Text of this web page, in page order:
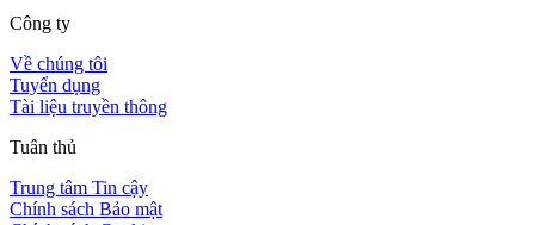
Công ty
Về chúng tôi
Tuyển dụng
Tài liệu truyền thông
Tuân thủ
Trung tâm Tin cậy
Chính sách Bảo mật